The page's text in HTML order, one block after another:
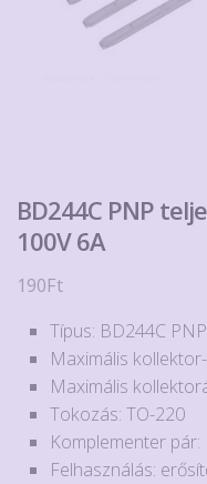
BD244C PNP
100V 6A
190Ft
Típus: BD244C
Maximális
Maximális
Tokozás: TO-220
Komplementer
Felhasználás: